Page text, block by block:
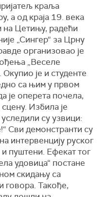
краља
а од краја 19. века
Цетињу, радећи
„Сингер“ за Црну
организовао је
„Веселе
је и студенте
са њим у првом
је оперета почела,
Избила је
су узвици:
Сви демонстранти су
интервенцију руског
пуштени. Ефекат тог
удовица“ постане
скидању са
говора. Такође,